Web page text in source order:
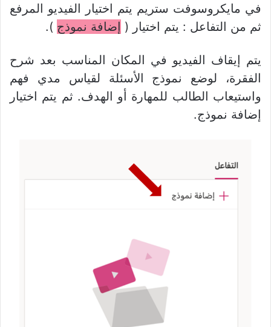
في مايكروسوفت ستريم يتم اختيار الفيديو المرفع
ثم من التفاعل : يتم اختيار ( إضافة نموذج ).
يتم إيقاف الفيديو في المكان المناسب بعد شرح
الفقرة، لوضع نموذج الأسئلة لقياس مدي فهم
واستيعاب الطالب للمهارة أو الهدف. ثم يتم اختيار
إضافة نموذج.